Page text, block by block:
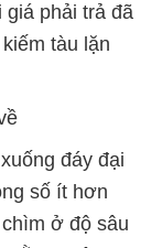
giá phải trả đã
tàu lặn
đáy đại
số ít hơn
ở độ sâu